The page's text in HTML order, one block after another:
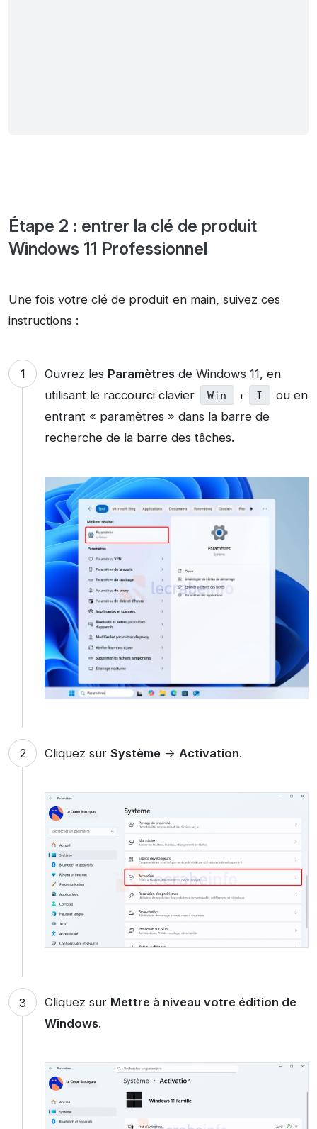
Étape 2 : entrer la clé de produit
Windows 11 Professionnel
Une fois votre clé de produit en main, suivez ces
instructions :
Ouvrez les Paramètresde Windows 11 , en
utilisant le raccourci clavier
Win + I
ou en
entrant « paramètres » dans la barre de
recherche de la barre des tâches.
Cliquez sur Système-> Activation.
Cliquez sur Mettre à niveau votre édition de
Windows.